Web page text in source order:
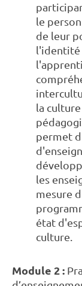
le
de leur
l'identité
la
permet
les
mesure
état
culture.
Module 2 :